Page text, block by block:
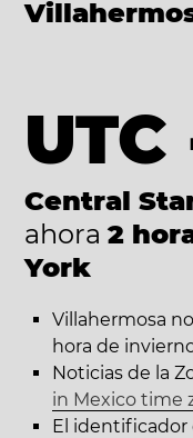
UTC
Central
ahora 2
York
Villahermosa
hora de
Noticias de la
in Mexico time
El identificador